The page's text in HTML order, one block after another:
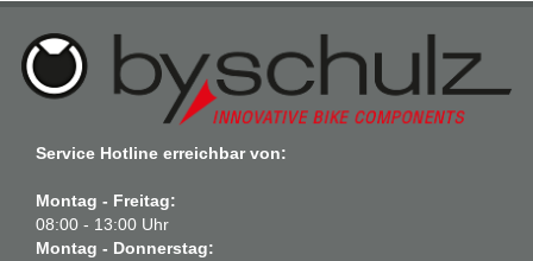
Service Hotline erreichbar von:
Montag - Freitag:
08:00 - 13:00 Uhr
Montag - Donnerstag: